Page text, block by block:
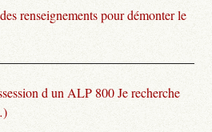
renseignements pour démonter le
d un ALP 800 Je recherche